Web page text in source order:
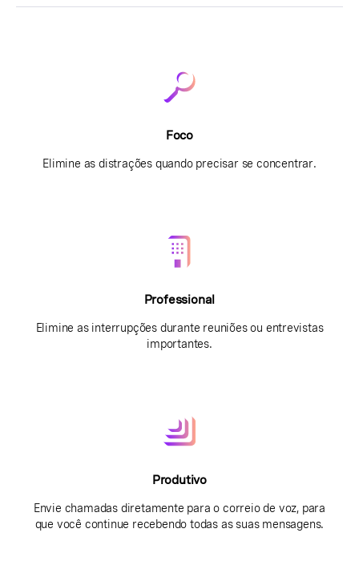
Foco
Elimine as distrações quando precisar se concentrar.
Professional
Elimine as interrupções durante reuniões ou entrevistas
importantes.
Produtivo
Envie chamadas diretamente para o correio de voz, para
que você continue recebendo todas as suas mensagens.